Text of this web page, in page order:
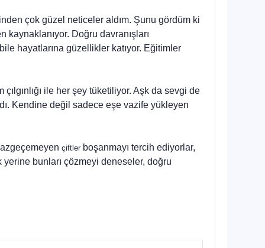
çok güzel neticeler aldım. Şunu gör­düm ki
Doğru davranışları
hayatlarına güzellikler katıyor. Eğitimler
ile her şey tüketiliyor. Aşk da sevgi de
Kendine değil sade­ce eşe vazife yükleyen
çiftler boşanmayı tercih ediyorlar,
bunları çözmeyi deneseler, doğru